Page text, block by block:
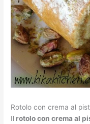
Rotolo con crema al
Il rotolo con crema al